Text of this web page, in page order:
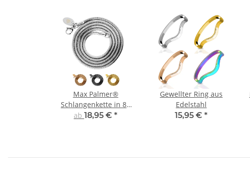
Max Palmer®
Schlangenkette in 84
Varianten aus Edelstahl
ab 18,95 € *
Gewellter Ring aus
Edelstahl
15,95 € *